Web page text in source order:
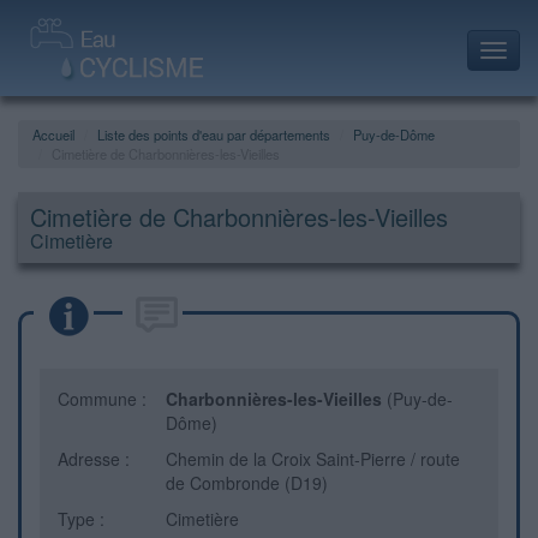
Accueil Liste des points d'eau par départements
Puy-de-Dôme
Cimetière de Charbonnières-les-Vieilles
Cimetière
Commune : Charbonnières-les-Vieilles (Puy-de-
Dôme)
Adresse :
Chemin de la Croix Saint-Pierre / route
de Combronde (D19)
Type :
Cimetière